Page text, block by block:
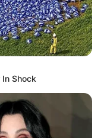
andere Menschen
weitere Kalauer
& Kontakt
Startseite
Shock